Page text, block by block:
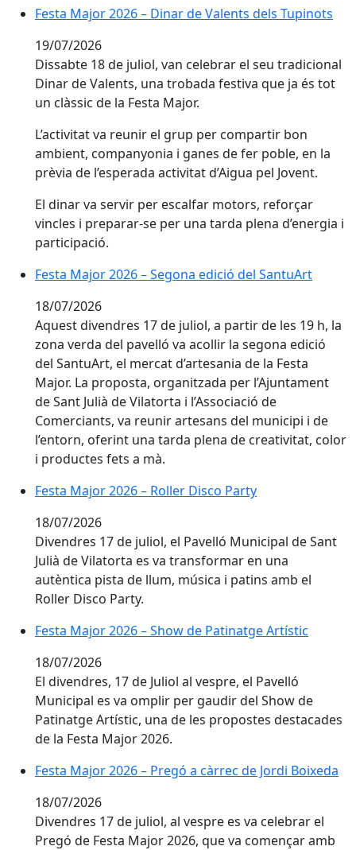
Festa Major 2026 – Dinar de Valents dels Tupinots
Festa Major 2026 – Dinar de Valents dels Tupinots
19/07/2026
Dissabte 18 de juliol, van celebrar el seu tradicional
Dinar de Valents, una trobada festiva que ja és tot
un clàssic de la Festa Major.
L’activitat va reunir el grup per compartir bon
ambient, companyonia i ganes de fer poble, en la
prèvia de l’esperada activitat d’Aigua pel Jovent.
El dinar va servir per escalfar motors, reforçar
vincles i preparar-se per una tarda plena d’energia i
participació.
Festa Major 2026 – Segona edició del SantuArt
Festa Major 2026 – Segona edició del SantuArt
18/07/2026
Aquest divendres 17 de juliol, a partir de les 19 h, la
zona verda del pavelló va acollir la segona edició
del SantuArt, el mercat d’artesania de la Festa
Major. La proposta, organitzada per l’Ajuntament
de Sant Julià de Vilatorta i l’Associació de
Comerciants, va reunir artesans del municipi i de
l’entorn, oferint una tarda plena de creativitat, color
i productes fets a mà.
Festa Major 2026 – Roller Disco Party
Festa Major 2026 – Roller Disco Party
18/07/2026
Divendres 17 de juliol, el Pavelló Municipal de Sant
Julià de Vilatorta es va transformar en una
autèntica pista de llum, música i patins amb el
Roller Disco Party.
Festa Major 2026 – Show de Patinatge Artístic
Festa Major 2026 – Show de Patinatge Artístic
18/07/2026
El divendres, 17 de Juliol al vespre, el Pavelló
Municipal es va omplir per gaudir del Show de
Patinatge Artístic, una de les propostes destacades
de la Festa Major 2026.
Festa Major 2026 – Pregó a càrrec de Jordi Boixeda
Festa Major 2026 – Pregó a càrrec de Jordi Boixeda
18/07/2026
Divendres 17 de juliol, al vespre es va celebrar el
Pregó de Festa Major 2026, que va començar amb